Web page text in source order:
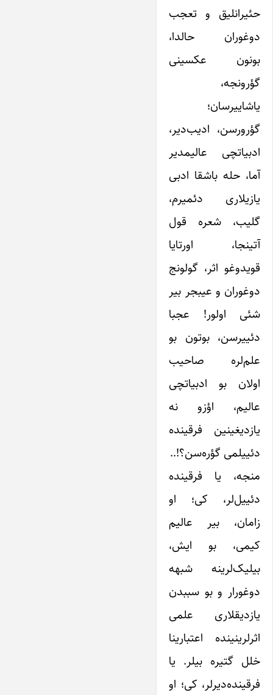
حئیرانلیق و تعجب
دوغوران حالدا،
بونون عکسینی
گؤرونجه،
یاشاییرسان؛
گؤرورسن، ادیب‌دیر،
ادبیاتچی عالیمدیر
آما، حله باشقا ادبی
یازیلاری دئمیرم،
گلیب، شعره قول
آتینجا، اورتایا
قویدوغو اثر، گولونج
دوغوران و عیبجر بیر
شئی اولور! عجبا
دئییرسن، بوتون بو
علم‌لره صاحیب
اولان بو ادبیاتچی
عالیم، اؤزو نه
یازدیغینین فرقینده
دئییلمی گؤره‌سن؟!..
منجه، یا فرقینده
دئییل‌لر، کی؛ او
زامان، بیر عالیم
کیمی، بو ایش،
بیلیک‌لرینه شبهه
دوغورار و بو سببدن
یازدیقلاری علمی
اثرلرینینده اعتبارینا
خلل گتیره بیلر. یا
فرقینده‌دیرلر، کی؛ او